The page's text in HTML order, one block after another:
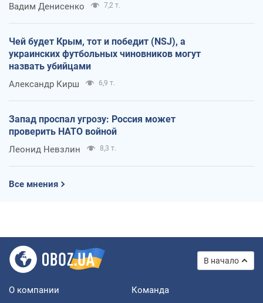
Вадим Денисенко 7,2 т.
Чей будет Крым, тот и победит (NSJ), а
украинских футбольных чиновников могут
назвать убийцами
Александр Кирш 6,9 т.
Запад проспал угрозу: Россия может
проверить НАТО войной
Леонид Невзлин 8,3 т.
Все мнения
В начало
О компании Команда